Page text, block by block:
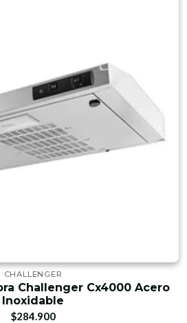
CHALLENGER
Challenger Cx4000 Acero
Inoxidable
$284.900